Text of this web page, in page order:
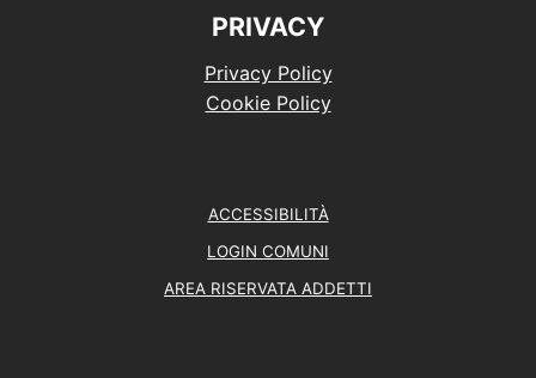
PRIVACY
Privacy Policy
Cookie Policy
ACCESSIBILITÀ
LOGIN COMUNI
AREA RISERVATA ADDETTI